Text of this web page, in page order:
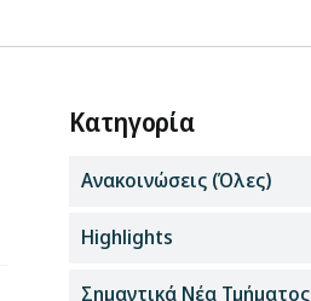
Κατηγορία
Ανακοινώσεις (Όλες)
Highlights
Σημαντικά Νέα Τμήματος